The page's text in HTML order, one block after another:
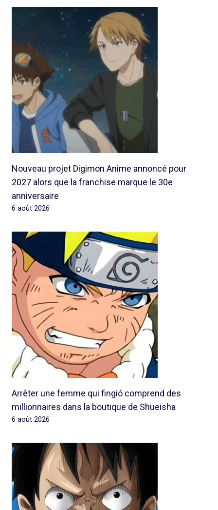
Nouveau projet Digimon Anime annoncé pour
2027 alors que la franchise marque le 30e
anniversaire
6 août 2026
Arrêter une femme qui fingió comprend des
millionnaires dans la boutique de Shueisha
6 août 2026